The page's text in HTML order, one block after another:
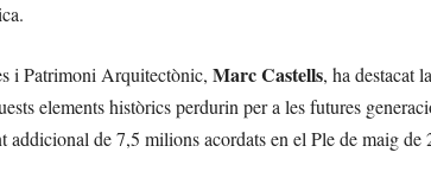
i Patrimoni Arquitectònic, Marc Castells, ha destacat
elements històrics perdurin per a les futures
de 7,5 milions acordats en el Ple de maig de